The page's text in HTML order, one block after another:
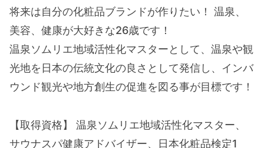
将来は自分の化粧品ブランドが作りたい！ 温泉、
美容、健康が大好きな26歳です！
温泉ソムリエ地域活性化マスターとして、温泉や観
光地を日本の伝統文化の良さとして発信し、インバ
ウンド観光や地方創生の促進を図る事が目標です！
【取得資格】 温泉ソムリエ地域活性化マスター、
サウナスパ健康アドバイザー、日本化粧品検定1